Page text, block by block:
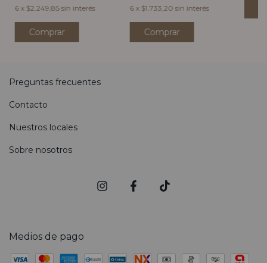
6 x $2.249,85 sin interés
Comprar
6 x $1.733,20 sin interés
Preguntas frecuentes
Contacto
Nuestros locales
Sobre nosotros
Medios de pago